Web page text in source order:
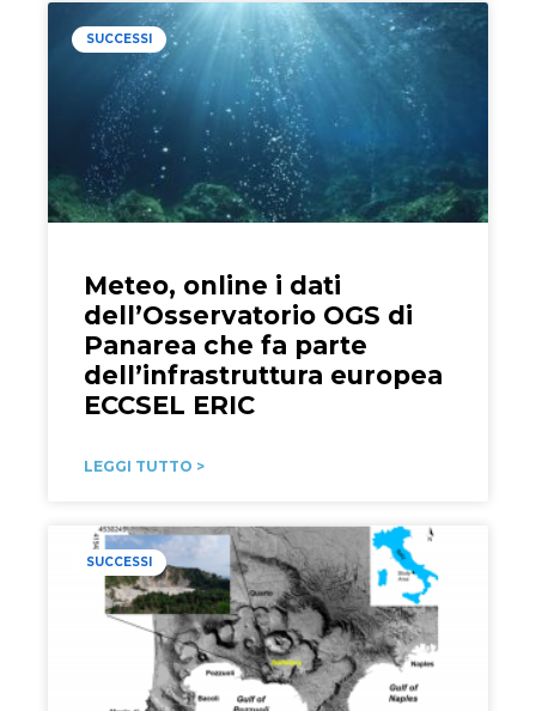
SUCCESSI
Meteo, online i dati
dell’Osservatorio OGS di
Panarea che fa parte
dell’infrastruttura europea
ECCSEL ERIC
LEGGI TUTTO >
SUCCESSI